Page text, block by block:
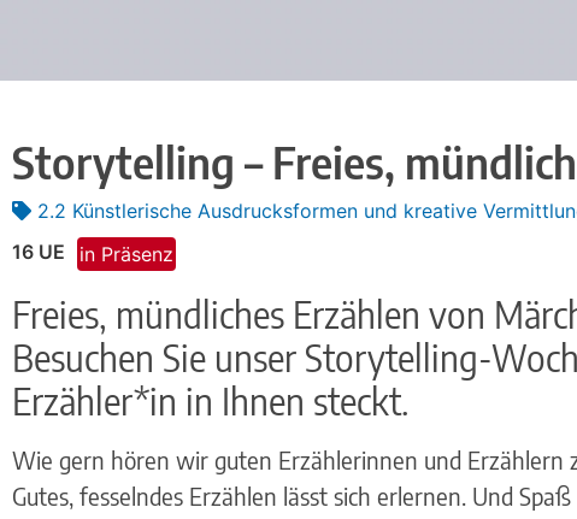
Storytelling – Freies,
2.2 Künstlerische Ausdrucksformen und kreative
16 UE
in Präsenz
Freies, mündliches Erzählen von
Besuchen Sie unser Storytelling-
Erzähler*in in Ihnen steckt.
Wie gern hören wir guten Erzählerinnen und Erzählern
Gutes, fesselndes Erzählen lässt sich erlernen. Und